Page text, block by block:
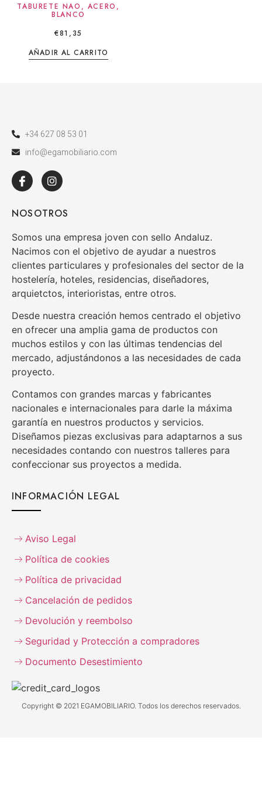
TABURETE NAO, ACERO,
BLANCO
€81,35
AÑADIR AL CARRITO
+34 627 08 53 01
info@egamobiliario.com
NOSOTROS
Somos una empresa joven con sello Andaluz.
Nacimos con el objetivo de ayudar a nuestros
clientes particulares y profesionales del sector de la
hostelería, hoteles, residencias, diseñadores,
arquietctos, interioristas, entre otros.
Desde nuestra creación hemos centrado el objetivo
en ofrecer una amplia gama de productos con
muchos estilos y con las últimas tendencias del
mercado, adjustándonos a las necesidades de cada
proyecto.
Contamos con grandes marcas y fabricantes
nacionales e internacionales para darle la máxima
garantía en nuestros productos y servicios.
Diseñamos piezas exclusivas para adaptarnos a sus
necesidades contando con nuestros talleres para
confeccionar sus proyectos a medida.
INFORMACIÓN LEGAL
Aviso Legal
Política de cookies
Política de privacidad
Cancelación de pedidos
Devolución y reembolso
Seguridad y Protección a compradores
Documento Desestimiento
Copyright © 2021 EGAMOBILIARIO. Todos los derechos reservados.